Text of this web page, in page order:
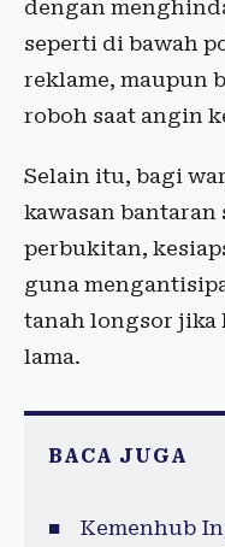
dengan
seperti di bawah
reklame, maupun
roboh saat angin
Selain itu, bagi
kawasan
perbukitan,
guna
tanah longsor
lama.
BACA JUGA
Kemenhub